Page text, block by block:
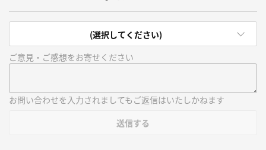
(選択してください)
ご意見・ご感想をお寄せください
お問い合わせを入力されましてもご返信はいたしかねます
送信する